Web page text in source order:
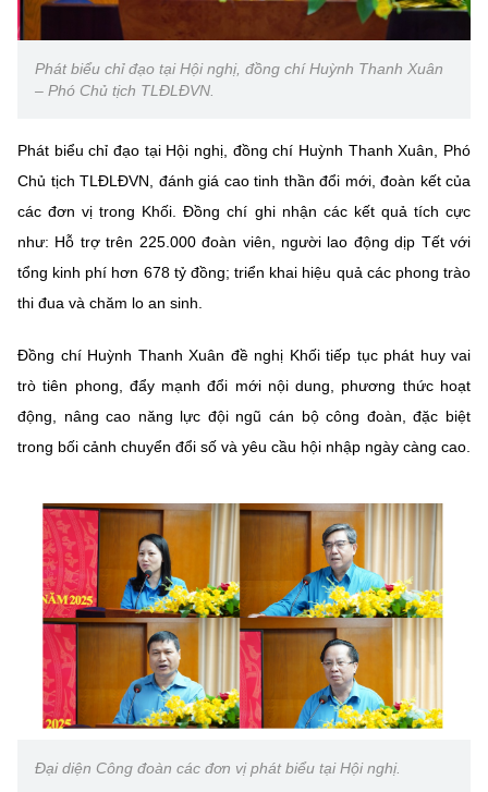
Phát biểu chỉ đạo tại Hội nghị, đồng chí Huỳnh Thanh Xuân
– Phó Chủ tịch TLĐLĐVN.
Phát biểu chỉ đạo tại Hội nghị, đồng chí Huỳnh Thanh Xuân, Phó
Chủ tịch TLĐLĐVN, đánh giá cao tinh thần đổi mới, đoàn kết của
các đơn vị trong Khối. Đồng chí ghi nhận các kết quả tích cực
như: Hỗ trợ trên 225.000 đoàn viên, người lao động dịp Tết với
tổng kinh phí hơn 678 tỷ đồng; triển khai hiệu quả các phong trào
thi đua và chăm lo an sinh.
Đồng chí Huỳnh Thanh Xuân đề nghị Khối tiếp tục phát huy vai
trò tiên phong, đẩy mạnh đổi mới nội dung, phương thức hoạt
động, nâng cao năng lực đội ngũ cán bộ công đoàn, đặc biệt
trong bối cảnh chuyển đổi số và yêu cầu hội nhập ngày càng cao.
Đại diện Công đoàn các đơn vị phát biểu tại Hội nghị.